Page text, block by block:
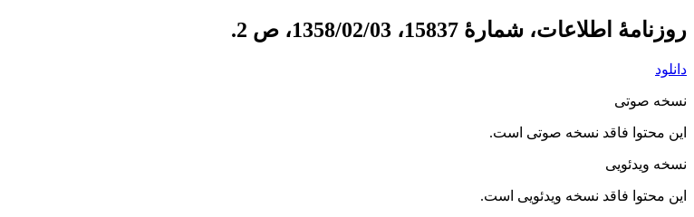
روزنامۀ اطلاعات، شمارۀ 15837، 1358/02/03، ص 2.
دانلود
نسخه صوتی
این محتوا فاقد نسخه صوتی است.
نسخه ویدئویی
این محتوا فاقد نسخه ویدئویی است.